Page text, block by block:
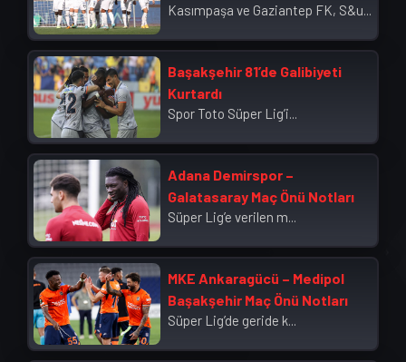
Kasımpaşa ve Gaziantep FK, S&u...
Başakşehir 81’de Galibiyeti
Kurtardı
Spor Toto Süper Lig’i...
Adana Demirspor –
Galatasaray Maç Önü Notları
Süper Lig’e verilen m...
MKE Ankaragücü – Medipol
Başakşehir Maç Önü Notları
Süper Lig’de geride k...